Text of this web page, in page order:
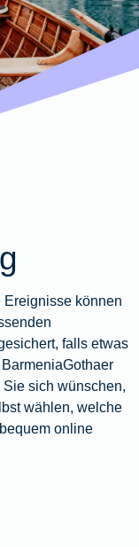
Ereignisse können
falls etwas
sich wünschen,
wählen, welche
online